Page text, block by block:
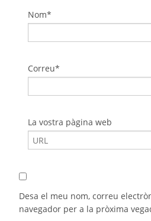
Nom*
Correu*
La vostra pàgina web
Desa el meu nom, correu
navegador per a la pròxima